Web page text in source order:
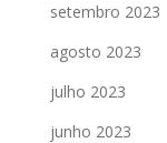
setembro 2023
agosto 2023
julho 2023
junho 2023